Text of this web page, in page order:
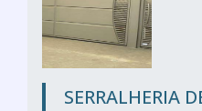
SERRALHERIA